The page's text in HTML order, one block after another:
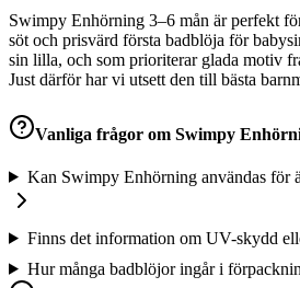
Swimpy Enhörning 3–6 mån är perfekt
söt och prisvärd första badblöja för
sin lilla, och som prioriterar glada motiv
Just därför har vi utsett den till bästa
Vanliga frågor om Swimpy
Kan Swimpy Enhörning användas för
Finns det information om UV-skydd
Hur många badblöjor ingår i